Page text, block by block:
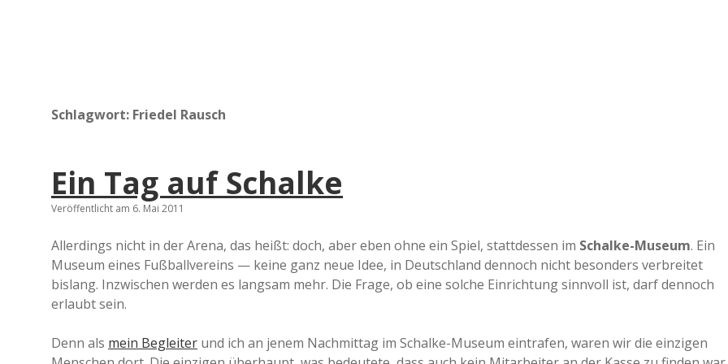
d
e
Schlagwort: Friedel Rausch
Ein Tag auf Schalke
Veröffentlicht am 6. Mai 2011
Allerdings nicht in der Arena, das heißt: doch, aber eben ohne ein Spiel, stattdessen im Schalke-Museum. Ein
Museum eines Fußballvereins — keine ganz neue Idee, in Deutschland dennoch nicht besonders verbreitet
bislang. Inzwischen werden es langsam mehr. Die Frage, ob eine solche Einrichtung sinnvoll ist, darf dennoch
erlaubt sein.
Denn als mein Begleiter und ich an jenem Nachmittag im Schalke-Museum eintrafen, waren wir die einzigen